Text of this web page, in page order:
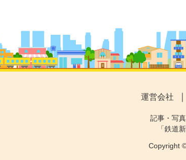
運営会社
記事・写
「鉄道
Copyright